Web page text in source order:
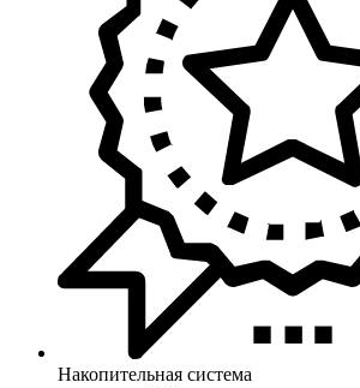
Накопительная система